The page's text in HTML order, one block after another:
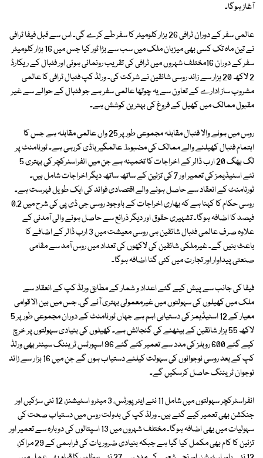
آغاز ہوگا۔
عالمی سفر کے دوران ٹرافی 26 ہزار کلومیٹر کا سفر طے کرے گی۔ اس سے قبل فیفا ٹرافی
نے تین ماہ تک کسی بھی میزبان ملک میں سب سے بڑا ٹور کیا جس میں 16 ہزار کلومیٹر
سفر کے دوران 16مختلف شہروں میں ٹرافی کی تقریب رونمائی ہوئی اور فٹبال کے ریکارڈ
2 لاکھ 20 ہزار سے زائد روسی شائقین نے شرکت کی۔ ورلڈ کپ فٹبال ٹرافی کا عالمی
مشروب ساز ادارے کے تعاون سے یہ چوتھا عالمی سفر ہے جو فٹبال کے حوالے سے غیر
مقبول ممالک میں کھیل کے فروغ کی بہترین کوشش ہے۔
روس میں ہونے والا فٹبال مقابلہ مجموعی طور پر 25 واں عالمی مقابلہ ہے جس کا
اہتمام فٹبال کھیلنے والے ممالک کی مضبوط عالمگیر باڈی کررہی ہے۔ ٹورنامنٹ پر
لگ بھگ 20 ارب ڈالر کے اخراجات کا تخمینہ ہے جن میں انفراسٹرکچر کی بہتری 5
نئے اسٹیڈیمز کی تعمیر اور 7 کی تزئین کے ساتھ ساتھ دیگر اخراجات شامل ہیں۔
ٹورنامنٹ کے انعقاد سے حاصل ہونے والے اقتصادی فوائد کی ایک طویل فہرست ہے۔
روسی حکام کا کہنا ہے کہ بھاری اخراجات کے باوجود روسی جی ڈی پی کی شرح میں 0.2
فیصد کا اضافہ ہوگا۔ تشہیری حقوق اور دیگر ذرائع سے حاصل ہونے والی آمدنی کے
علاوہ صرف عالمی فٹبال شائقین ہی روسی معیشت میں 3 ارب ڈالر کے اضافے کا
باعث بنیں گے۔ غیرملکی شائقین کی لاکھوں کی تعداد میں روس آمد سے مقامی
صنعتی پیداوار اور تجارت میں کئی گنا اضافہ ہوگا۔
فیفا کی جانب سے پیش کیے گئے اعداد و شمار کے مطابق ورلڈ کپ کے انعقاد سے
ملک میں کھیلوں کی سہولتوں میں غیرمعمولی بہتری آئے گی، جس میں بین الا قوامی
معیار کے 12 اسٹیڈیمز کی دستیابی اہم ہے جہاں ٹورنامنٹ کے دوران مجموعی طورپر 5
لاکھ 55 ہزار شائقین کے بیٹھنے کی گنجائش ہے۔ کھیلوں کی بنیادی سہولتوں پر خرچ
کیے گئے 600 روبلز کی مدد سے تعمیر کئے گئے 96 اسپورٹس ٹریننگ سینٹر بھی ورلڈ
کپ کے بعد روسی نوجوانوں کی سہولت کیلئے دستیاب ہوں گے جن میں 16 ہزار سے زائد
نوجوان ٹریننگ حاصل کرسکیں گے۔
انفراسٹرکچر سہولتوں میں شامل 11 نئے ایئرپورٹس، 3 میٹرو اسٹیشنز، 12 نئی سڑکیں اور
جنکشن بھی تعمیر کیے گئے ہیں۔ ورلڈ کپ کی بدولت روس میں دستیاب صحت کی
سہولیات میں بھی اضافہ ہوگا۔ مختلف شہروں میں 13 اسپتالوں کی دوبارہ سے تعمیر اور
تزئین کا کام بھی مکمل کیا گیا ہے جبکہ بنیادی ضروریات کی فراہمی کے 29 مراکز،